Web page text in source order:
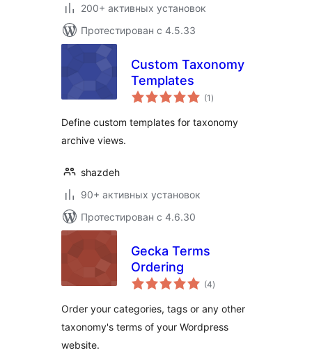
200+ активных установок
Протестирован с 4.5.33
Custom Taxonomy
Templates
(1 общий
рейтинг
)
Define custom templates for taxonomy
archive views.
shazdeh
90+ активных установок
Протестирован с 4.6.30
Gecka Terms
Ordering
(4общий
рейтинг
)
Order your categories, tags or any other
taxonomy's terms of your Wordpress
website.